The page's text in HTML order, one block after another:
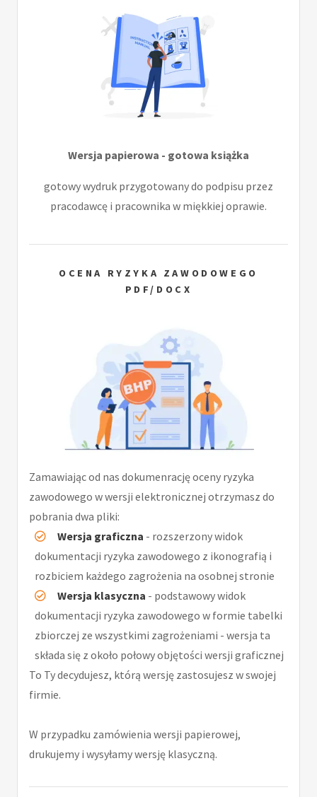
Wersja papierowa - gotowa książka
gotowy wydruk przygotowany do podpisu przez
pracodawcę i pracownika w miękkiej oprawie.
OCENA RYZYKA ZAWODOWEGO
PDF/DOCX
Zamawiając od nas dokumenrację oceny ryzyka
zawodowego w wersji elektronicznej otrzymasz do
pobrania dwa pliki:
Wersja graficzna - rozszerzony widok
dokumentacji ryzyka zawodowego z ikonografią i
rozbiciem każdego zagrożenia na osobnej stronie
Wersja klasyczna - podstawowy widok
dokumentacji ryzyka zawodowego w formie tabelki
zbiorczej ze wszystkimi zagrożeniami - wersja ta
składa się z około połowy objętości wersji graficznej
To Ty decydujesz, którą wersję zastosujesz w swojej
firmie.
W przypadku zamówienia wersji papierowej,
drukujemy i wysyłamy wersję klasyczną.